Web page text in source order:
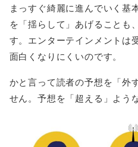
まっすぐ綺麗に進んでいく基
を「揺らして」あげることも
す。エンターテインメントは
面白くなりにくいのです。
かと言って読者の予想を「外
せん。予想を「超える」よう